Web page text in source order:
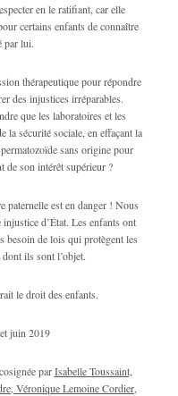
en le ratifiant, car elle
certains enfants de connaître
par lui.
thérapeutique pour répondre
des injustices irréparables.
que les laboratoires et les
la sécurité sociale, en effaçant la
sans origine pour
de son intérêt supérieur ?
paternelle est en danger ! Nous
d’État. Les enfants ont
besoin de lois qui protègent les
ils sont l’objet.
le droit des enfants.
juin 2019
parIsabelle Toussaint,
Véronique Lemoine Cordier,